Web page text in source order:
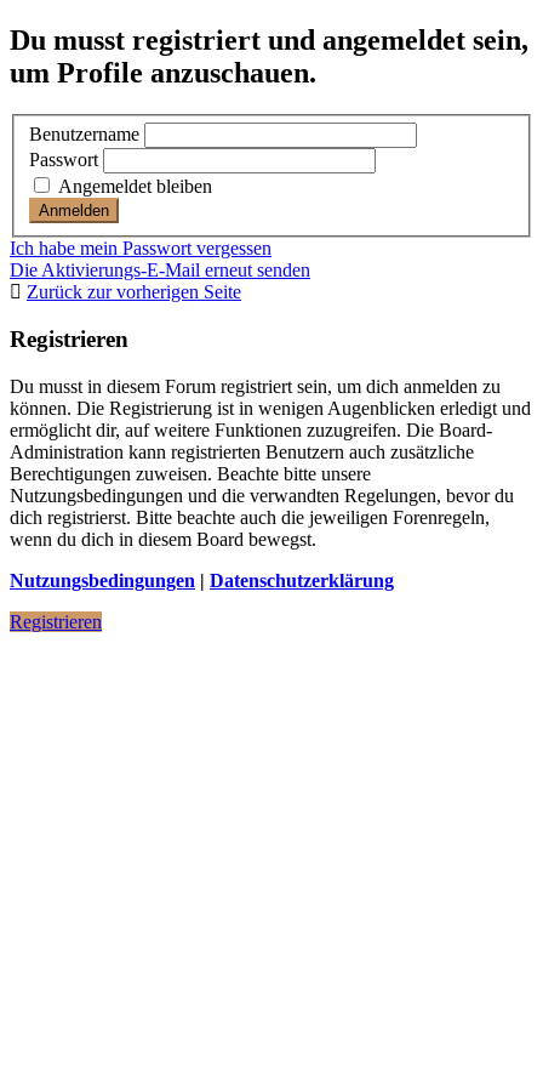
Du musst registriert und angemeldet sein,
um Profile anzuschauen.
Benutzername
Passwort
Angemeldet bleiben
Ich habe mein Passwort vergessen
Die Aktivierungs-E-Mail erneut senden
Zurück zur vorherigen Seite
Registrieren
Du musst in diesem Forum registriert sein, um dich anmelden zu
können. Die Registrierung ist in wenigen Augenblicken erledigt und
ermöglicht dir, auf weitere Funktionen zuzugreifen. Die Board-
Administration kann registrierten Benutzern auch zusätzliche
Berechtigungen zuweisen. Beachte bitte unsere
Nutzungsbedingungen und die verwandten Regelungen, bevor du
dich registrierst. Bitte beachte auch die jeweiligen Forenregeln,
wenn du dich in diesem Board bewegst.
Nutzungsbedingungen | Datenschutzerklärung
Registrieren